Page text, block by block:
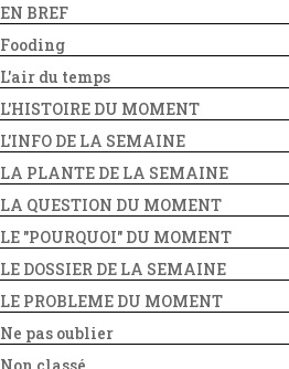
EN BREF
Fooding
L'air du temps
L'HISTOIRE DU MOMENT
L'INFO DE LA SEMAINE
LA PLANTE DE LA SEMAINE
LA QUESTION DU MOMENT
LE "POURQUOI" DU MOMENT
LE DOSSIER DE LA SEMAINE
LE PROBLEME DU MOMENT
Ne pas oublier